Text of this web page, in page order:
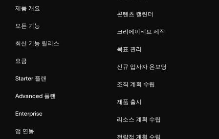
제품 개요
모든 기능
최신 기능 릴리스
요금
Starter 플랜
Advanced 플랜
Enterprise
앱 연동
콘텐츠 캘린더
크리에이티브 제작
목표 관리
신규 입사자 온보딩
조직 계획 수립
제품 출시
리소스 계획 수립
전략적 계획 수립